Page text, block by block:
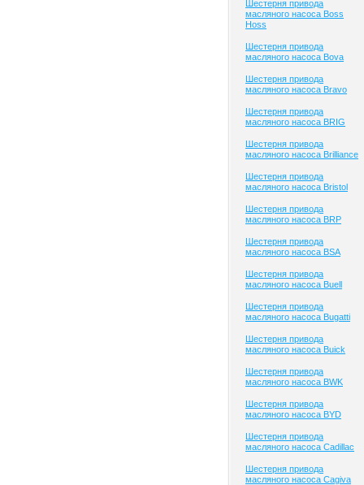
Шестерня привода
масляного насоса Boss
Hoss
Шестерня привода
масляного насоса Bova
Шестерня привода
масляного насоса Bravo
Шестерня привода
масляного насоса BRIG
Шестерня привода
масляного насоса Brilliance
Шестерня привода
масляного насоса Bristol
Шестерня привода
масляного насоса BRP
Шестерня привода
масляного насоса BSA
Шестерня привода
масляного насоса Buell
Шестерня привода
масляного насоса Bugatti
Шестерня привода
масляного насоса Buick
Шестерня привода
масляного насоса BWK
Шестерня привода
масляного насоса BYD
Шестерня привода
масляного насоса Cadillac
Шестерня привода
масляного насоса Cagiva